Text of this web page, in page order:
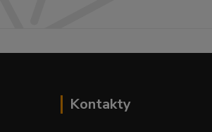
Kontakty